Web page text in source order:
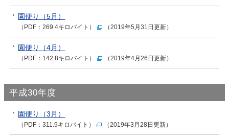
園便り（5月）
（PDF：269.4キロバイト） （2019年5月31日更新）
園便り（4月）
（PDF：142.8キロバイト） （2019年4月26日更新）
平成30年度
園便り（3月）
（PDF：311.9キロバイト） （2019年3月28日更新）